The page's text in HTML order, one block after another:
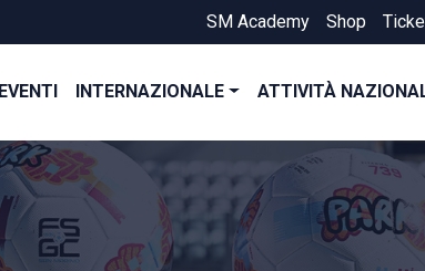
SM Academy Shop
EVENTI INTERNAZIONALE ATTIVITÀ